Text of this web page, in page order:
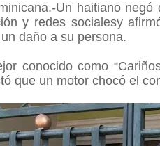
Un haitiano
y redes socialesy
daño a su persona.
conocido como
que un motor chocó el